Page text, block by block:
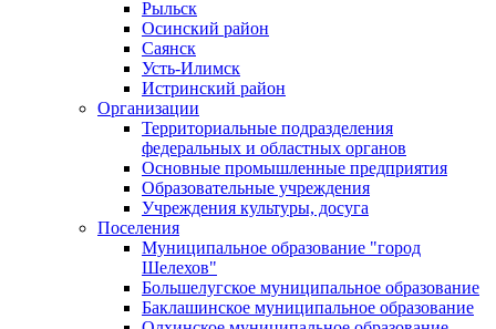
Рыльск
Осинский район
Саянск
Усть-Илимск
Истринский район
Организации
Территориальные подразделения
федеральных и областных органов
Основные промышленные предприятия
Образовательные учреждения
Учреждения культуры, досуга
Поселения
Муниципальное образование "город
Шелехов"
Большелугское муниципальное образование
Баклашинское муниципальное образование